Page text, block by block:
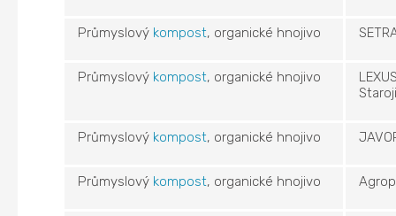
Průmyslový kompost, organické hnojivo
Průmyslový kompost, organické hnojivo
Průmyslový kompost, organické hnojivo
Průmyslový kompost, organické hnojivo